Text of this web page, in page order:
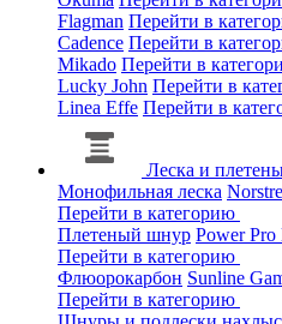
Flagman Перейти в
Cadence Перейти в
Mikado Перейти в
Lucky John Перейти в
Linea Effe Перейти в
Леска и
Монофильная леска
Перейти в категорию
Плетеный шнур Power Pro
Перейти в категорию
Флюорокарбон Sunline
Перейти в категорию